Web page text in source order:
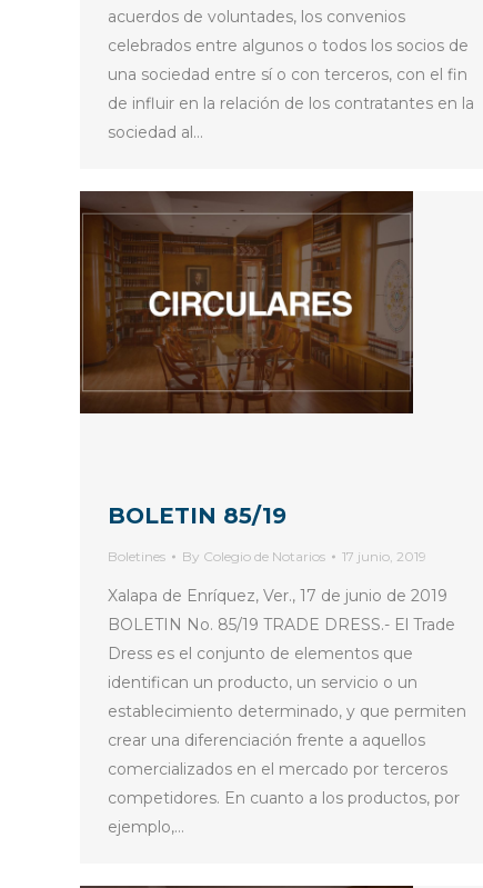
acuerdos de voluntades, los convenios
celebrados entre algunos o todos los socios de
una sociedad entre sí o con terceros, con el fin
de influir en la relación de los contratantes en la
sociedad al…
BOLETIN 85/19
Boletines By Colegio de Notarios 17 junio, 2019
Xalapa de Enríquez, Ver., 17 de junio de 2019
BOLETIN No. 85/19 TRADE DRESS.- El Trade
Dress es el conjunto de elementos que
identifican un producto, un servicio o un
establecimiento determinado, y que permiten
crear una diferenciación frente a aquellos
comercializados en el mercado por terceros
competidores. En cuanto a los productos, por
ejemplo,…